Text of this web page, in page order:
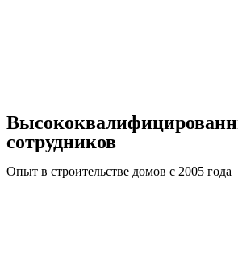
сотрудников
Опыт в строительстве домов с 2005 года